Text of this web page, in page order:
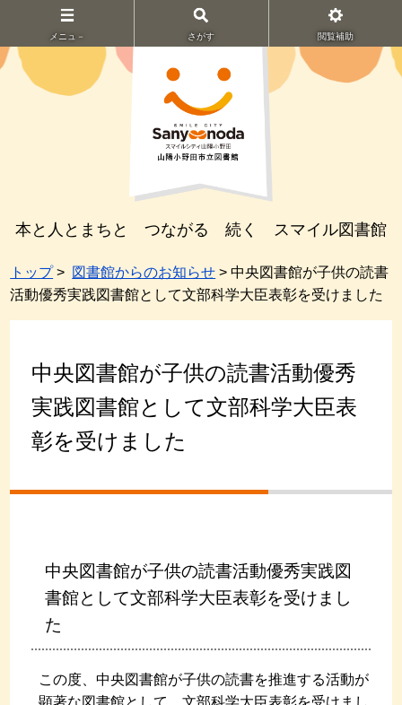
メニュ－ さがす 閲覧補助
本と人とまちと つながる 続く スマイル図書館
トップ> 図書館からのお知らせ > 中央図書館が子供の読書
活動優秀実践図書館として文部科学大臣表彰を受けました
中央図書館が子供の読書活動優秀
実践図書館として文部科学大臣表
彰を受けました
中央図書館が子供の読書活動優秀実践図
書館として文部科学大臣表彰を受けまし
た
この度、中央図書館が子供の読書を推進する活動が
顕著な図書館として、文部科学大臣表彰を受けまし